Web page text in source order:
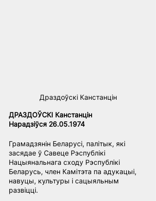
Драздоўскi Канстанцiн
ДРАЗДОЎСКІ Канстанцін
Нарадзіўся 26.05.1974
Грамадзянін Беларусі, палітык, які
засядае ў Савеце Рэспублікі
Нацыянальнага сходу Рэспублікі
Беларусь, член Камітэта па адукацыі,
навуцы, культуры і сацыяльным
развіцці.